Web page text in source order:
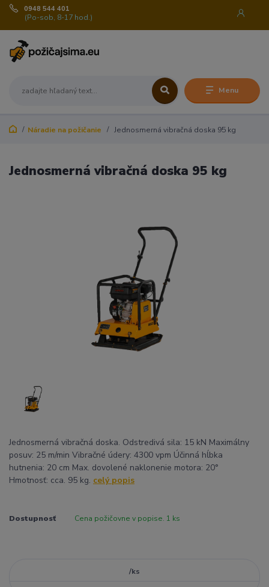
Menu
0948 544 401
(Po-sob, 8-17 hod.)
Náradie na požičanie Jednosmerná vibračná doska 95 kg
Jednosmerná vibračná doska 95 kg
Jednosmerná vibračná doska. Odstredivá sila: 15 kN Maximálny
posuv: 25 m/min Vibračné údery: 4300 vpm Účinná hĺbka
hutnenia: 20 cm Max. dovolené naklonenie motora: 20°
Hmotnosť: cca. 95 kg. celý popis
Dostupnosť Cena požičovne v popise. 1 ks
/ks